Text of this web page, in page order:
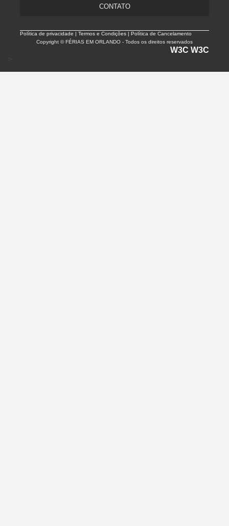
CONTATO
Política de privacidade |Termos e Condições | Política de Cancelamento
Copyright © FÉRIAS EM ORLANDO - Todos os direitos reservados
W3C W3C